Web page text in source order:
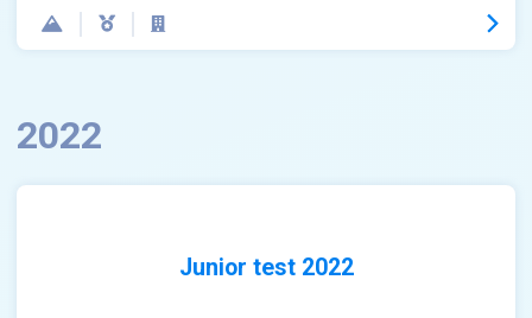
2022
Junior test 2022